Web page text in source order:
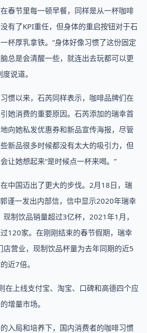
春节里每一顿早餐，同样是从一杯咖啡
有了KPI重任，但身体的重启按钮对于石
杯厚乳拿铁。“身体好像习惯了这份固定
总是会清醒一些，就连出去玩都可以更
说道。
惯以来，石芮同样表示，咖啡品牌们在
她消费的重要原因。石芮添加的瑞幸首
向她私发优惠券和新品宣传海报，尽管
新品很多时候都没有太大的吸引力，但
让她想起来“是时候点一杯来喝。”
中国迈出了更大的步伐。2月18日，瑞
谨一发出内部信，信中显示2020年瑞幸
制饮品销量超过3亿杯，2021年1月，
120家。在刚刚结束的春节假期，瑞幸
营业，现制饮品杯量为去年同期的近5
近7倍。
在上线支付宝、淘宝、口碑和高德四个应
增量市场。
入局和培养下，国内消费者的咖啡习惯